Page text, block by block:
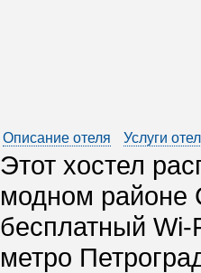
Описание отеля Услуги
Этот хостел
модном районе
бесплатный Wi-
метро